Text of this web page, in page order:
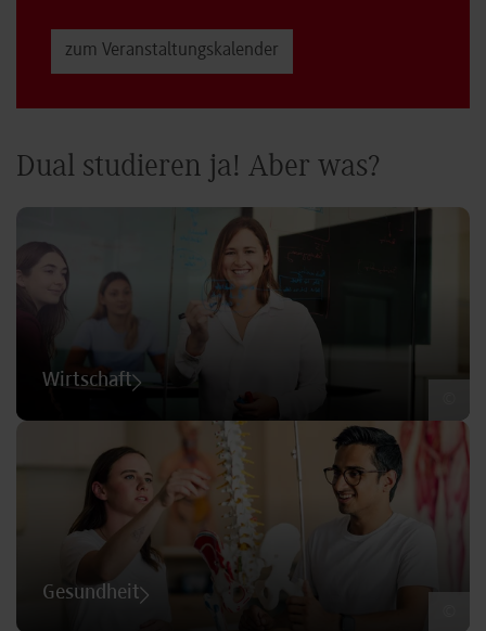
zum Veranstaltungs­kalender
Dual studieren ja! Aber was?
Wirtschaft
Gesundheit